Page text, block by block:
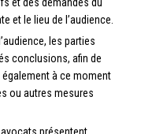
et des demandes du
et le lieu de l’audience.
les parties
conclusions, afin de
à ce moment
ou autres mesures